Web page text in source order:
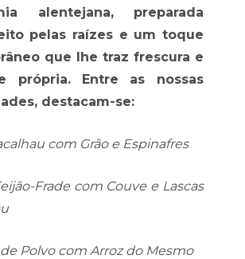
alentejana, preparada
pelas raízes e um toque
que lhe traz frescura e
própria. Entre as nossas
destacam-se:
com Grão e Espinafres
Frade com Couve e Lascas
Polvo com Arroz do Mesmo